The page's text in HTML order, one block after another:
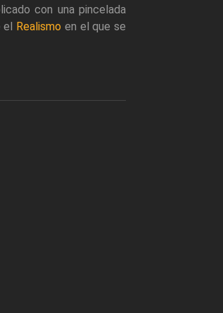
con una pincelada
el Realismo en el que se